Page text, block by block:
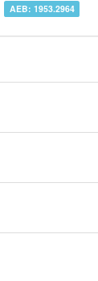
AEB: 1953.2964